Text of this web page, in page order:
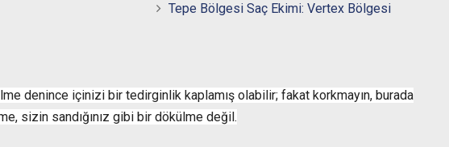
Tepe Bölgesi Saç Ekimi: Vertex Bölgesi
denince içinizi bir tedirginlik kaplamış olabilir; fakat korkmayın, burada
sizin sandığınız gibi bir dökülme değil.